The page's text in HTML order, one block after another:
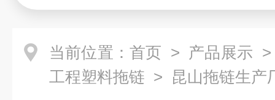
当前位置： 首页 > 产品展示
工程塑料拖链 > 昆山拖链生产